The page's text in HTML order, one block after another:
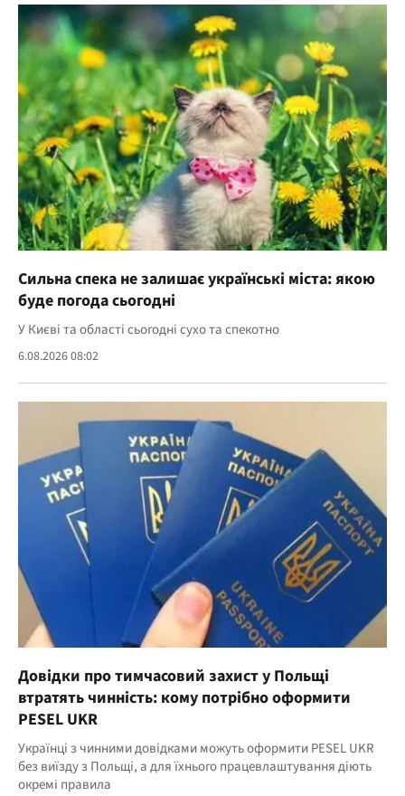
Сильна спека не залишає українські міста: якою
буде погода сьогодні
У Києві та області сьогодні сухо та спекотно
6.08.2026 08:02
Довідки про тимчасовий захист у Польщі
втратять чинність: кому потрібно оформити
PESEL UKR
Українці з чинними довідками можуть оформити PESEL UKR
без виїзду з Польщі, а для їхнього працевлаштування діють
окремі правила